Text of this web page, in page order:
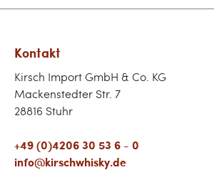
Kontakt
Kirsch Import GmbH & Co. KG
Mackenstedter Str. 7
28816 Stuhr
+49 (0)4206 30 53 6 - 0
info@kirschwhisky.de